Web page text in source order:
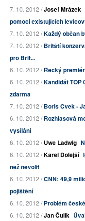
7. 10. 2012 /Josef Mrázek
pomocí existujících
7. 10. 2012 /Každý občan
7. 10. 2012 /Britští
pro Brit...
6. 10. 2012 /Řecký
6. 10. 2012 /Kandidát TOP
zdarma
7. 10. 2012 /Boris Cvek -
6. 10. 2012 /Rozhlasová
vysílání
6. 10. 2012 /Uwe Ladwig
6. 10. 2012 /Karel Dolejší
než nevolit
6. 10. 2012 /CNN: 49,9
pojištění
6. 10. 2012 /Problém
6. 10. 2012 /Jan Čulík